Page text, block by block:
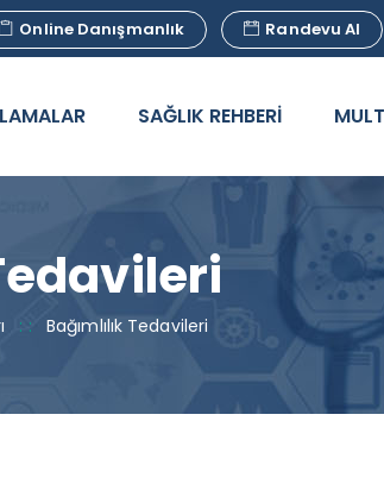
Online Danışmanlık Randevu Al
SAĞLIK REHBERİ
: : Bağımlılık Tedavileri